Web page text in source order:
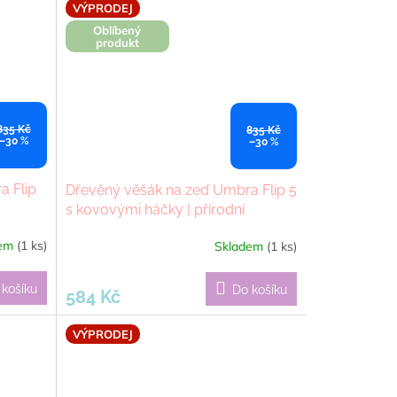
Kč
–30 %
Flip
(1 ks)
košíku
VÝPRODEJ
Oblíbený
produkt
835 Kč
–30 %
Dřevěný věšák na zeď Umbra Flip 5
s kovovými háčky | přírodní
Skladem (1 ks)
584 Kč Do košíku
VÝPRODEJ